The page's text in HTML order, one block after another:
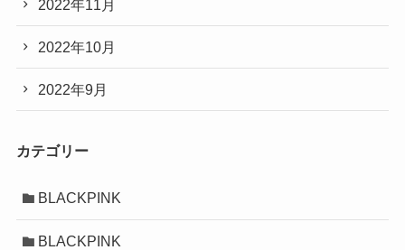
2022年11月
2022年10月
2022年9月
カテゴリー
BLACKPINK
BLACKPINK